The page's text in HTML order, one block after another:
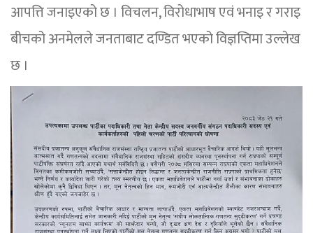
आपत्ति जनाइएको छ । विचलन, विरोधाभाष एवं भनाइ र गराइ
बीचको अनमेलले जनताबाट दण्डित भएको विज्ञप्तिमा उल्लेख
छ ।